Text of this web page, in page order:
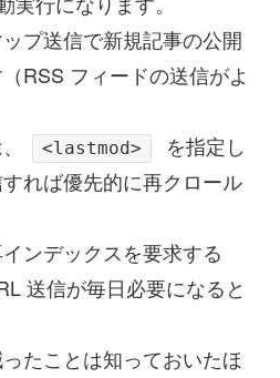
プ送信で新規記事の公開
RSS フィードの送信がよ
<lastmod>
を指定し
れば優先的に再クロール
ンデックスを要求する
送信が毎日必要になると
たことは知っておいたほ